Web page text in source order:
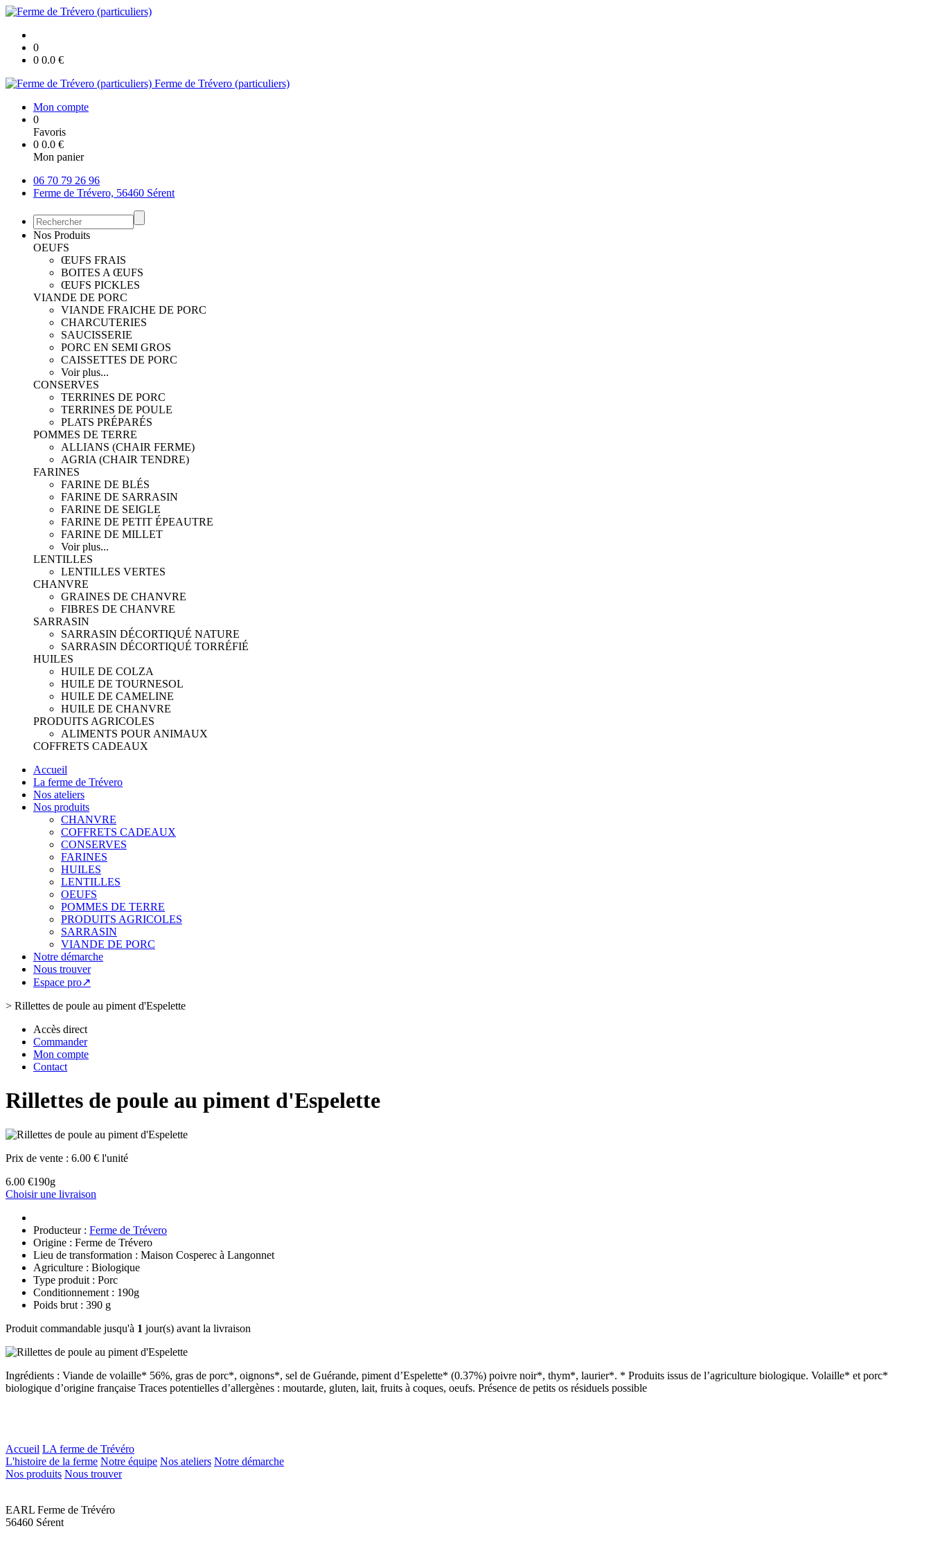
0
0 0.0 €
Ferme de Trévero (particuliers)
Mon compte
0
Favoris
0 0.0 €
Mon panier
06 70 79 26 96
Ferme de Trévero, 56460 Sérent
Nos Produits
OEUFS
ŒUFS FRAIS
BOITES A ŒUFS
ŒUFS PICKLES
VIANDE DE PORC
VIANDE FRAICHE DE PORC
CHARCUTERIES
SAUCISSERIE
PORC EN SEMI GROS
CAISSETTES DE PORC
Voir plus...
CONSERVES
TERRINES DE PORC
TERRINES DE POULE
PLATS PRÉPARÉS
POMMES DE TERRE
ALLIANS (CHAIR FERME)
AGRIA (CHAIR TENDRE)
FARINES
FARINE DE BLÉS
FARINE DE SARRASIN
FARINE DE SEIGLE
FARINE DE PETIT ÉPEAUTRE
FARINE DE MILLET
Voir plus...
LENTILLES
LENTILLES VERTES
CHANVRE
GRAINES DE CHANVRE
FIBRES DE CHANVRE
SARRASIN
SARRASIN DÉCORTIQUÉ NATURE
SARRASIN DÉCORTIQUÉ TORRÉFIÉ
HUILES
HUILE DE COLZA
HUILE DE TOURNESOL
HUILE DE CAMELINE
HUILE DE CHANVRE
PRODUITS AGRICOLES
ALIMENTS POUR ANIMAUX
COFFRETS CADEAUX
Accueil
La ferme de Trévero
Nos ateliers
Nos produits
CHANVRE
COFFRETS CADEAUX
CONSERVES
FARINES
HUILES
LENTILLES
OEUFS
POMMES DE TERRE
PRODUITS AGRICOLES
SARRASIN
VIANDE DE PORC
Notre démarche
Nous trouver
Espace pro↗
> Rillettes de poule au piment d'Espelette
Accès direct
Commander
Mon compte
Contact
Rillettes de poule au piment d'Espelette
Prix de vente : 6.00 € l'unité
6.00 €190g
Choisir une livraison
Producteur : Ferme de Trévero
Origine : Ferme de Trévero
Lieu de transformation : Maison Cosperec à Langonnet
Agriculture : Biologique
Type produit : Porc
Conditionnement : 190g
Poids brut : 390 g
Produit commandable jusqu'à 1 jour(s) avant la livraison
Ingrédients : Viande de volaille* 56%, gras de porc*, oignons*, sel de Guérande, piment d’Espelette* (0.37%) poivre noir*, thym*, laurier*. * Produits issus de l’agriculture biologique. Volaille* et porc*
biologique d’origine française Traces potentielles d’allergènes : moutarde, gluten, lait, fruits à coques, oeufs. Présence de petits os résiduels possible
Accueil LA ferme de Trévéro
L'histoire de la ferme Notre équipe Nos ateliers Notre démarche
Nos produits Nous trouver
EARL Ferme de Trévéro
56460 Sérent